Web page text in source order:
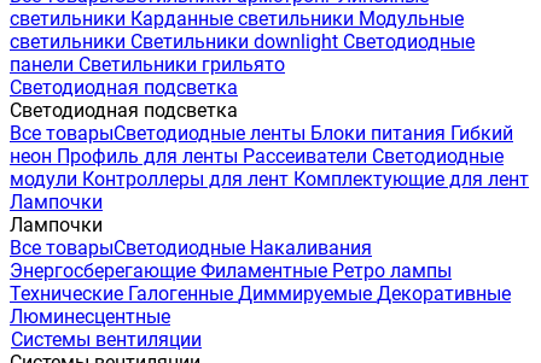
светильники Карданные светильники Модульные
светильники Светильники downlight Светодиодные
панели Светильники грильято
Светодиодная подсветка
Светодиодная подсветка
Все товарыСветодиодные ленты Блоки питания Гибкий
неон Профиль для ленты Рассеиватели Светодиодные
модули Контроллеры для лент Комплектующие для лент
Лампочки
Лампочки
Все товарыСветодиодные Накаливания
Энергосберегающие Филаментные Ретро лампы
Технические Галогенные Диммируемые Декоративные
Люминесцентные
Системы вентиляции